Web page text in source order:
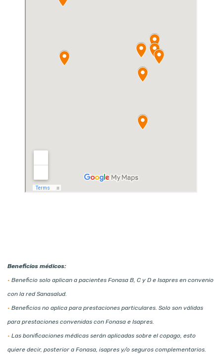
Beneficios médicos:
• Beneficio solo aplican a pacientes Fonasa B, C y D e Isapres en convenio
con la red Sanasalud.
• Beneficios no aplica para prestaciones particulares. Solo son válidas
para prestaciones convenidas con Fonasa e Isapres.
• Las bonificaciones médicas serán aplicadas sobre el copago, esto
quiere decir, posterior a Fonasa, isapres y/o seguros complementarios.